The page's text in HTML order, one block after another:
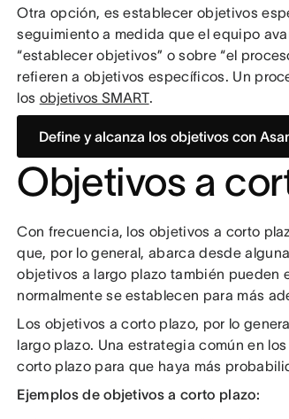
Otra opción, es establecer objetivos
seguimiento a medida que el equipo
“establecer objetivos” o sobre “el
refieren a objetivos específicos. Un
los objetivos SMART.
Define y alcanza los objetivos con
Objetivos a
Con frecuencia, los objetivos a corto
que, por lo general, abarca desde
objetivos a largo plazo también pueden
normalmente se establecen para más
Los objetivos a corto plazo, por lo
largo plazo. Una estrategia común en
corto plazo para que haya más
Ejemplos de objetivos a corto plazo: